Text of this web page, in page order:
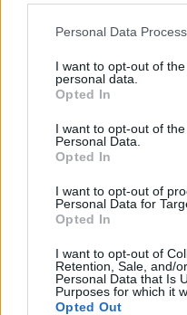
Please note that this
not limited to your visit or
grant or deny consent to
use your data for below
consent section.
Personal Data
I want to opt-out of
personal data.
Opted In
I want to opt-out of
Personal Data.
Opted In
I want to opt-out of
Personal Data for
Opted In
I want to opt-out of
Retention, Sale, and/
Personal Data that Is
Purposes for which it
Opted Out
Többszörösére
mobilklímák iránti
HÍREK 7 perce